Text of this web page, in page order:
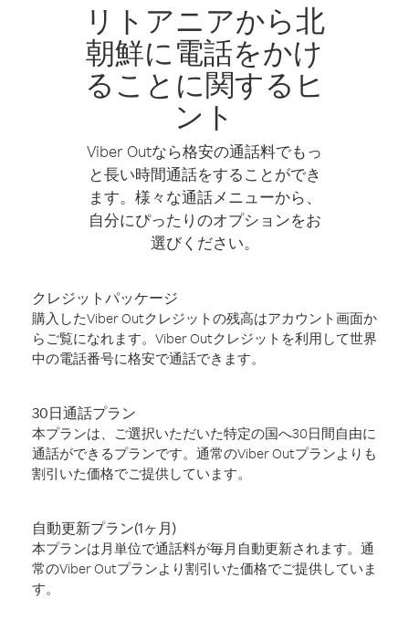
リトアニアから北
朝鮮に電話をかけ
ることに関するヒ
ント
Viber Outなら格安の通話料でもっ
と長い時間通話をすることができ
ます。様々な通話メニューから、
自分にぴったりのオプションをお
選びください。
クレジットパッケージ
購入したViber Outクレジットの残高はアカウント画面か
らご覧になれます。Viber Outクレジットを利用して世界
中の電話番号に格安で通話できます。
30日通話プラン
本プランは、ご選択いただいた特定の国へ30日間自由に
通話ができるプランです。通常のViber Outプランよりも
割引いた価格でご提供しています。
自動更新プラン(1ヶ月)
本プランは月単位で通話料が毎月自動更新されます。通
常のViber Outプランより割引いた価格でご提供していま
す。